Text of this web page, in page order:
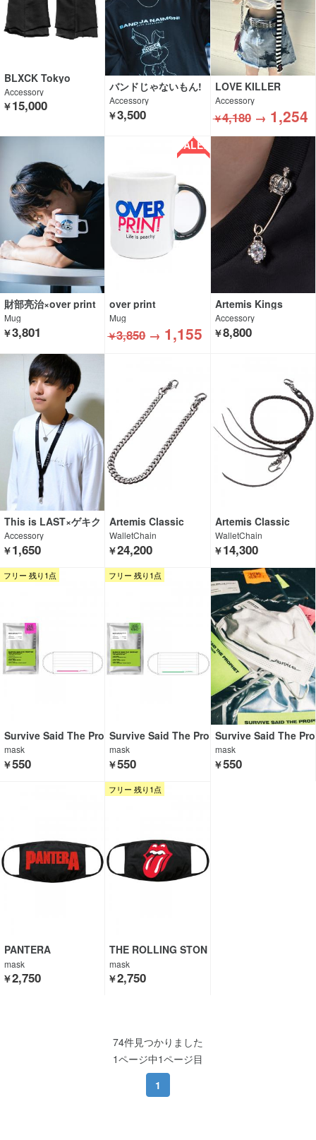
BLXCK Tokyo
Accessory
￥15,000
バンドじゃないもん!
MAXX NAKAYOSHI×
GEKIROCK CLOTHIN
G×KAVANE Clothing
Accessory
￥3,500
LOVE KILLER
Accessory
￥4,180→ 1,254
財部亮治×over print
Mug
￥3,801
SALE!!
over print
Mug
￥3,850→ 1,155
Artemis Kings
Accessory
￥8,800
This is LAST×ゲキク
ロ
Accessory
￥1,650
Artemis Classic
WalletChain
￥24,200
Artemis Classic
WalletChain
￥14,300
フリー 残り1点
Survive Said The Pro
phet
mask
￥550
フリー 残り1点
Survive Said The Pro
phet
mask
￥550
Survive Said The Pro
phet
mask
￥550
PANTERA
mask
￥2,750
フリー 残り1点
THE ROLLING STON
ES
mask
￥2,750
74件見つかりました
1ページ中1ページ目
1